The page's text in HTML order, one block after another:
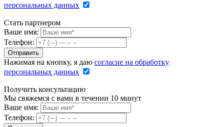
персональных данных
Стать партнером
Ваше имя:
Телефон:
Нажимая на кнопку, я даю согласие на обработку
персональных данных
Получить консультацию
Мы свяжемся с вами в течении 10 минут
Ваше имя:
Телефон: